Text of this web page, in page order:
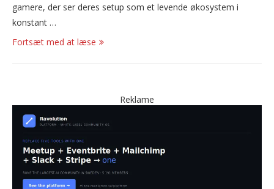
gamere, der ser deres setup som et levende økosystem i
konstant …
Fortsæt med at læse
Reklame